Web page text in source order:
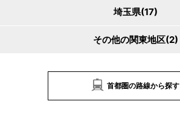
埼玉県(17)
その他の関東地区(2)
首都圏の路線から探す